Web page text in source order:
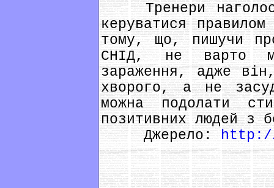
Тренери
керуватися
тому, що, пишучи
СНІД, не варто
зараження, адже
хворого, а не
можна подолати
позитивних людей з
Джерело: